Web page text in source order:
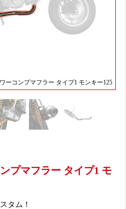
ーコンプマフラー タイプ1 モンキー125
プマフラー タイプ1 モ
タム！